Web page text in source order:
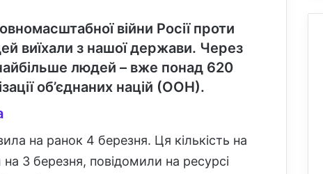
війни Росії проти
виїхали з нашої держави. Через
людей – вже понад 620
об’єднаних націй (ООН).
на ранок 4 березня. Ця кількість на
3 березня, повідомили на ресурсі